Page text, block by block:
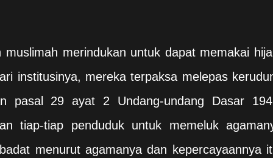
merindukan untuk dapat memakai
institusinya, mereka terpaksa melepas
pasal 29 ayat 2 Undang-undang Dasar
tiap-tiap penduduk untuk memeluk
menurut agamanya dan kepercayaannya